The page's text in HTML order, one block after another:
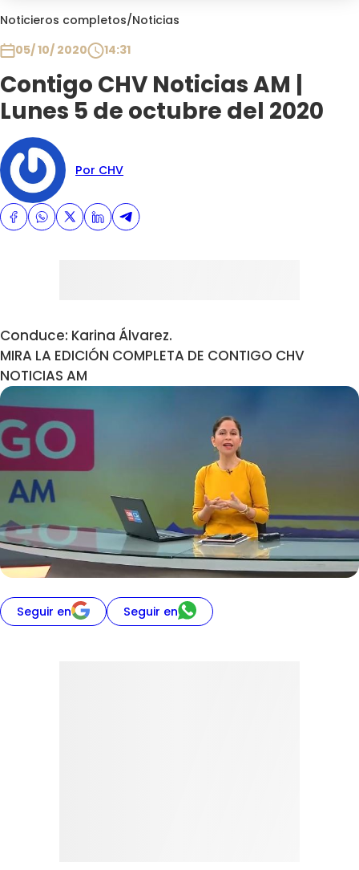
Noticieros completos/Noticias
05/ 10/ 2020
14:31
Contigo CHV Noticias AM |
Lunes 5 de octubre del 2020
Por CHV
Conduce: Karina Álvarez.
MIRA LA EDICIÓN COMPLETA DE CONTIGO CHV
NOTICIAS AM
Seguir en Seguir en
Club De La Comedia
Plan Perfecto
El Tiempo
Sabingo